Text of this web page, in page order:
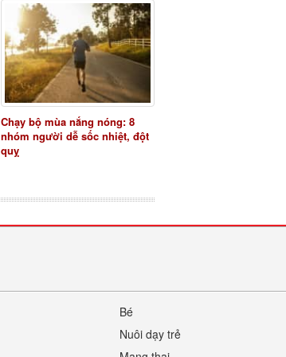
Chạy bộ mùa nắng nóng: 8
nhóm người dễ sốc nhiệt, đột
quỵ
Bé
Nuôi dạy trẻ